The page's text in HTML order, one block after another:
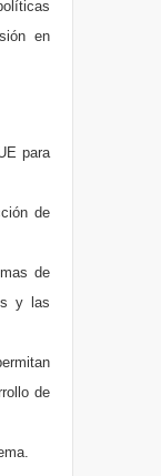
en
para
de
de
y las
de